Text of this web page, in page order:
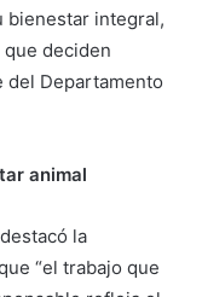
bienestar integral,
que deciden
del Departamento
animal
la
“el trabajo que